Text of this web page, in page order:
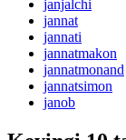
janjalchi
jannat
jannati
jannatmakon
jannatmonand
jannatsimon
janob